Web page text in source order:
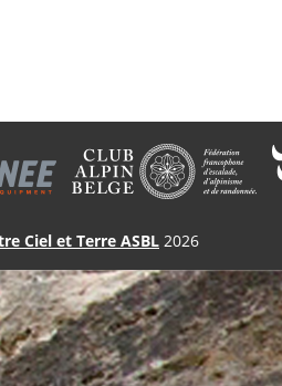
Ciel et Terre ASBL 2026